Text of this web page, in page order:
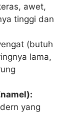
awet,
tinggi dan
(butuh
lama,
yang